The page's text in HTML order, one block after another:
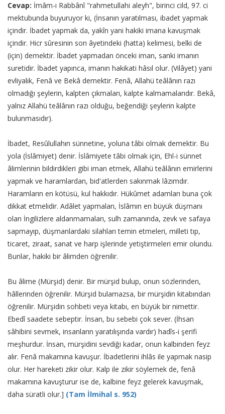
Cevap: İmâm-ı Rabbânî "rahmetullahi aleyh", birinci cild, 97. ci
mektubunda buyuruyor ki, (İnsanın yaratılması, ibadet yapmak
içindir. İbadet yapmak da, yakîn yani hakiki imana kavuşmak
içindir. Hicr sûresinin son âyetindeki (hatta) kelimesi, belki de
(için) demektir. İbadet yapmadan önceki iman, sanki imanın
suretidir. İbadet yapınca, imanın hakikati hâsıl olur. (Vilâyet) yani
evliyalık, Fenâ ve Bekâ demektir. Fenâ, Allahü teâlânın razı
olmadığı şeylerin, kalpten çıkmaları, kalpte kalmamalarıdır. Bekâ,
yalnız Allahü teâlânın razı olduğu, beğendiği şeylerin kalpte
bulunmasıdır).
İbadet, Resûlullahın sünnetine, yoluna tâbi olmak demektir. Bu
yola (İslâmiyet) denir. İslâmiyete tâbi olmak için, Ehl-i sünnet
âlimlerinin bildirdikleri gibi iman etmek, Allahü teâlânın emirlerini
yapmak ve haramlardan, bid'atlerden sakınmak lâzımdır.
Haramların en kötüsü, kul hakkıdır. Hükûmet adamları buna çok
dikkat etmelidir. Adâlet yapmaları, İslâmın en büyük düşmanı
olan İngilizlere aldanmamaları, sulh zamanında, zevk ve safaya
sapmayıp, düşmanlardaki silahları temin etmeleri, milleti tıp,
ticaret, ziraat, sanat ve harp işlerinde yetiştirmeleri emir olundu.
Bunlar, hakiki bir âlimden öğrenilir.
Bu âlime (Mürşid) denir. Bir mürşid bulup, onun sözlerinden,
hâllerinden öğrenilir. Mürşid bulamazsa, bir mürşidin kitabından
öğrenilir. Mürşidin sohbeti veya kitabı, en büyük bir nimettir.
Ebedî saadete sebeptir. İnsan, bu sebebi çok sever. (İhsan
sâhibini sevmek, insanların yaratılışında vardır) hadîs-i şerifi
meşhurdur. İnsan, mürşidini sevdiği kadar, onun kalbinden feyz
alır. Fenâ makamına kavuşur. İbadetlerini ihlâs ile yapmak nasip
olur. Her hareketi zikir olur. Kalp ile zikir söylemek de, fenâ
makamına kavuşturur ise de, kalbine feyz gelerek kavuşmak,
daha süratli olur.] (Tam İlmihal s. 952)